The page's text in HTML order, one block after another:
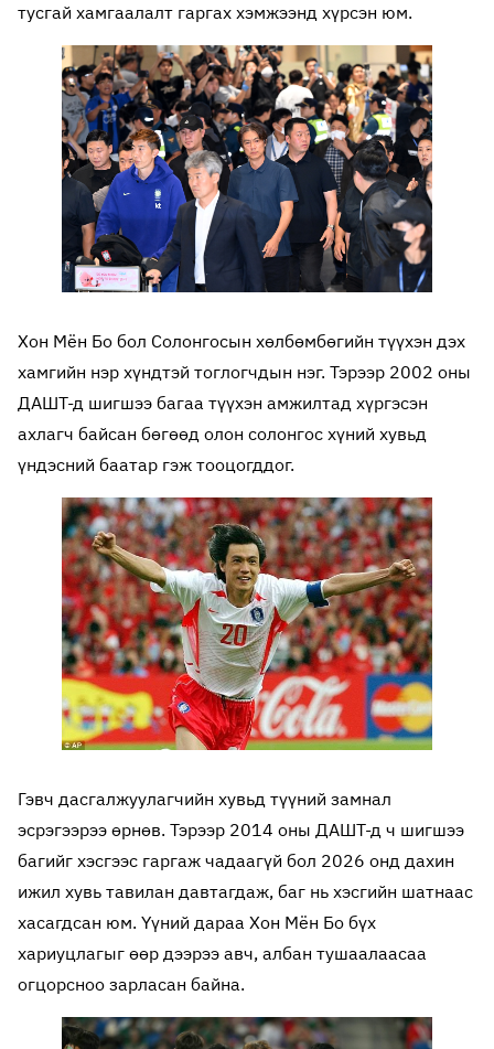
тусгай хамгаалалт гаргах хэмжээнд хүрсэн юм.
Хон Мён Бо бол Солонгосын хөлбөмбөгийн түүхэн дэх
хамгийн нэр хүндтэй тоглогчдын нэг. Тэрээр 2002 оны
ДАШТ-д шигшээ багаа түүхэн амжилтад хүргэсэн
ахлагч байсан бөгөөд олон солонгос хүний хувьд
үндэсний баатар гэж тооцогддог.
Гэвч дасгалжуулагчийн хувьд түүний замнал
эсрэгээрээ өрнөв. Тэрээр 2014 оны ДАШТ-д ч шигшээ
багийг хэсгээс гаргаж чадаагүй бол 2026 онд дахин
ижил хувь тавилан давтагдаж, баг нь хэсгийн шатнаас
хасагдсан юм. Үүний дараа Хон Мён Бо бүх
хариуцлагыг өөр дээрээ авч, албан тушаалаасаа
огцорсноо зарласан байна.